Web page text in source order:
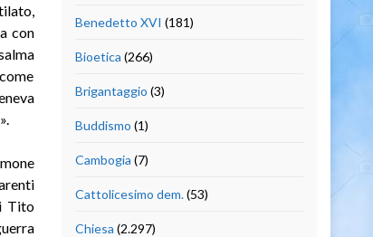
con
Tito
Benedetto XVI (181)
Bioetica (266)
Brigantaggio (3)
Buddismo (1)
Cambogia (7)
Cattolicesimo dem.(53)
Chiesa (2.297)